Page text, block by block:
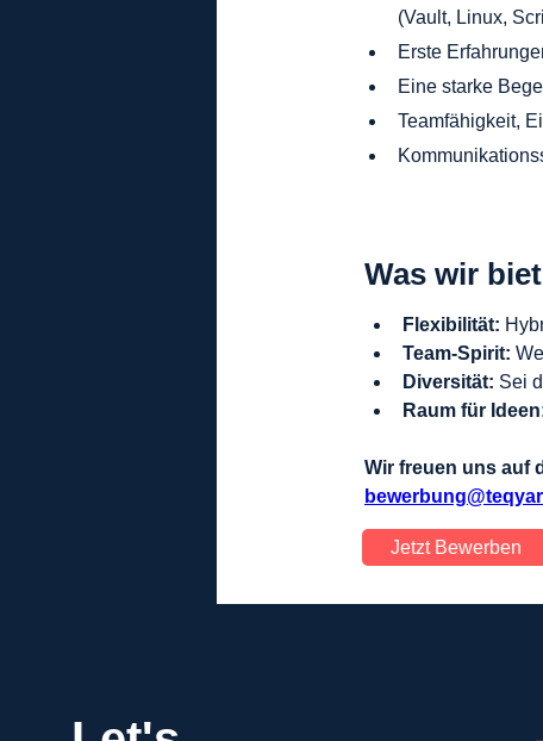
(Vault, Linux,
Erste
Eine starke
Teamfähigkeit,
Was wir
Flexibilität:
Team-Spirit:
Diversität: Sei
Raum für
Wir freuen uns auf
Jetzt Bewerben